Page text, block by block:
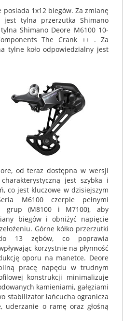
posiada 1x12 biegów. Za zmianę
jest tylna przerzutka Shimano
Shimano Deore M6100 10-
The Crank ++ . Za
tylne koło odpowiedzialny jest
od teraz dostępna w wersji
jest szybka i
co jest kluczowe w dzisiejszym
M6100 czerpie pełnymi
grup (M8100 i M7100), aby
biegów i obniżyć napięcie
Górne kółko przerzutki
do 13 zębów, co poprawia
korzystnie na płynność
oporu na manetce. Deore
pracę napędu w trudnym
konstrukcji minimalizuje
kamieniami, gałęziami
stabilizator łańcucha ogranicza
uderzanie o ramę oraz głośną